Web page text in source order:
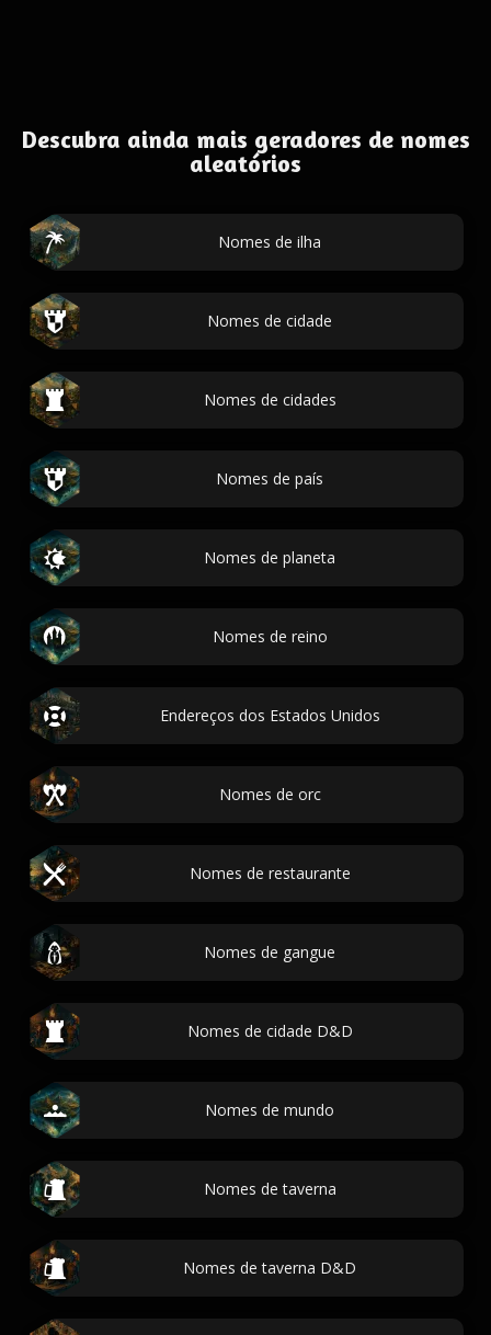
Descubra ainda mais geradores de nomes
aleatórios
Nomes de ilha
Nomes de cidade
Nomes de cidades
Nomes de país
Nomes de planeta
Nomes de reino
Endereços dos Estados Unidos
Nomes de orc
Nomes de restaurante
Nomes de gangue
Nomes de cidade D&D
Nomes de mundo
Nomes de taverna
Nomes de taverna D&D